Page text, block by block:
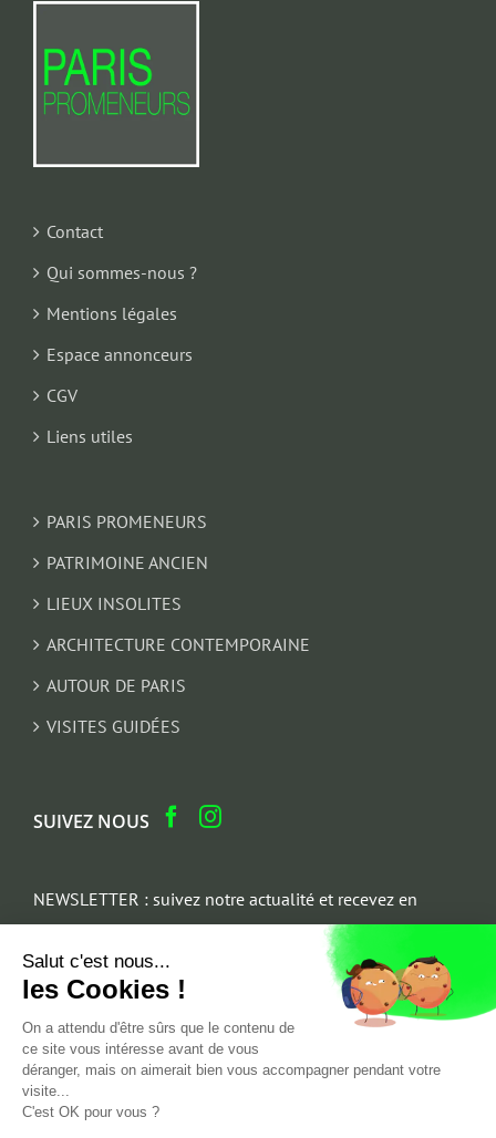
Contact
Qui sommes-nous ?
Mentions légales
Espace annonceurs
CGV
Liens utiles
PARIS PROMENEURS
PATRIMOINE ANCIEN
LIEUX INSOLITES
ARCHITECTURE CONTEMPORAINE
AUTOUR DE PARIS
VISITES GUIDÉES
SUIVEZ NOUS
NEWSLETTER : suivez notre actualité et recevez en
cadeau un parcours architectural du Marais
Email
Salut c'est nous...
les Cookies !
On a attendu d'être sûrs que le contenu de
ce site vous intéresse avant de vous
déranger, mais on aimerait bien vous accompagner pendant votre
visite...
C'est OK pour vous ?